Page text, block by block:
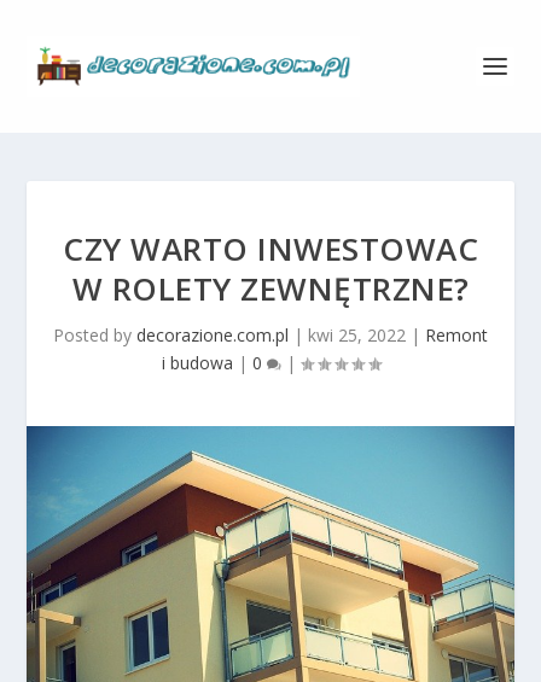
CZY WARTO INWESTOWAC
W ROLETY ZEWNĘTRZNE?
Posted by decorazione.com.pl | kwi 25, 2022 | Remont
i budowa | 0 |